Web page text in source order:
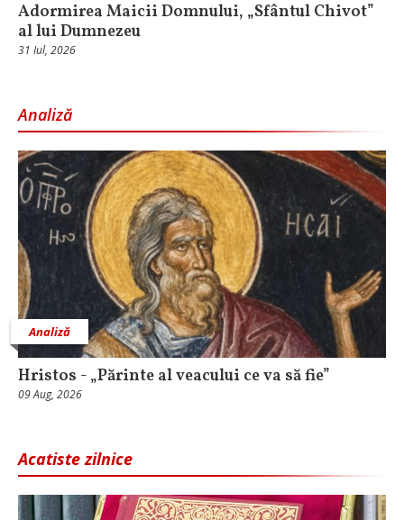
Adormirea Maicii Domnului, „Sfântul Chivot”
al lui Dumnezeu
31 Iul, 2026
Analiză
Analiză
Hristos - „Părinte al veacului ce va să fie”
09 Aug, 2026
Acatiste zilnice